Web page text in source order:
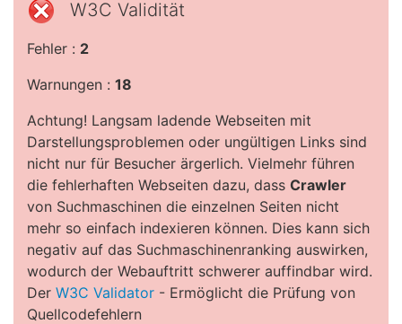
W3C Validität
Fehler : 2
Warnungen : 18
Achtung! Langsam ladende Webseiten mit
Darstellungsproblemen oder ungültigen Links sind
nicht nur für Besucher ärgerlich. Vielmehr führen
die fehlerhaften Webseiten dazu, dass Crawler
von Suchmaschinen die einzelnen Seiten nicht
mehr so einfach indexieren können. Dies kann sich
negativ auf das Suchmaschinenranking auswirken,
wodurch der Webauftritt schwerer auffindbar wird.
Der W3C Validator - Ermöglicht die Prüfung von
Quellcodefehlern